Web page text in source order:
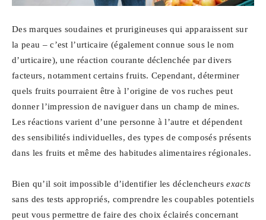
Des marques soudaines et prurigineuses qui apparaissent sur
la peau – c’est l’urticaire (également connue sous le nom
d’urticaire), une réaction courante déclenchée par divers
facteurs, notamment certains fruits. Cependant, déterminer
quels fruits pourraient être à l’origine de vos ruches peut
donner l’impression de naviguer dans un champ de mines.
Les réactions varient d’une personne à l’autre et dépendent
des sensibilités individuelles, des types de composés présents
dans les fruits et même des habitudes alimentaires régionales.
Bien qu’il soit impossible d’identifier les déclencheursexacts
sans des tests appropriés, comprendre les coupables potentiels
peut vous permettre de faire des choix éclairés concernant